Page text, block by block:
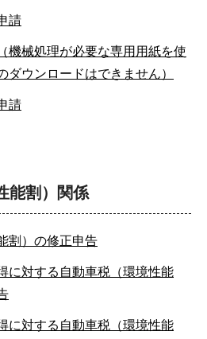
請
機械処理が必要な専用用紙を使
ダウンロードはできません）
請
能割）関係
割）の修正申告
に対する自動車税（環境性能
に対する自動車税（環境性能